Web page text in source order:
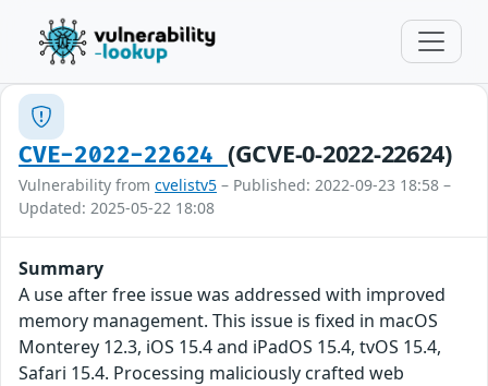
CVE-2022-22624 (GCVE-0-2022-22624)
Vulnerability from cvelistv5 – Published: 2022-09-23 18:58 –
Updated: 2025-05-22 18:08
Summary
A use after free issue was addressed with improved
memory management. This issue is fixed in macOS
Monterey 12.3, iOS 15.4 and iPadOS 15.4, tvOS 15.4,
Safari 15.4. Processing maliciously crafted web